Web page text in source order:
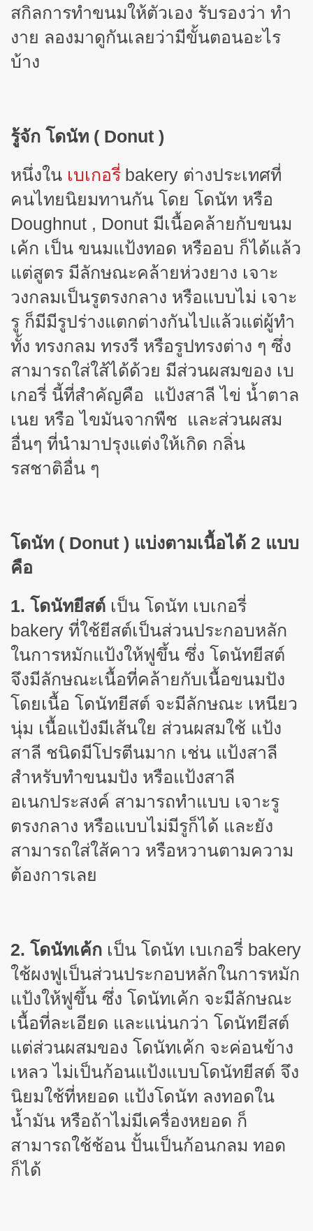
สกิลการทำขนมให้ตัวเอง รับรองว่า ทำ
งาย ลองมาดูกันเลยว่ามีขั้นตอนอะไร
บ้าง
รู้จัก โดนัท ( Donut )
หนึ่งใน เบเกอรี่ bakery ต่างประเทศที่
คนไทยนิยมทานกัน โดย โดนัท หรือ
Doughnut , Donut มีเนื้อคล้ายกับขนม
เค้ก เป็น ขนมแป้งทอด หรืออบ ก็ได้แล้ว
แต่สูตร มีลักษณะคล้ายห่วงยาง เจาะ
วงกลมเป็นรูตรงกลาง หรือแบบไม่ เจาะ
รู ก็มีมีรูปร่างแตกต่างกันไปแล้วแต่ผู้ทำ
ทั้ง ทรงกลม ทรงรี หรือรูปทรงต่าง ๆ ซึ่ง
สามารถใส่ใส้ได้ด้วย มีส่วนผสมของ เบ
เกอรี่ นี้ที่สำคัญคือ แป้งสาลี ไข่ น้ำตาล
เนย หรือ ไขมันจากพืช และส่วนผสม
อื่นๆ ที่นำมาปรุงแต่งให้เกิด กลิ่น
รสชาติอื่น ๆ
โดนัท ( Donut ) แบ่งตามเนื้อได้ 2 แบบ
คือ
1. โดนัทยีสต์ เป็น โดนัท เบเกอรี่
bakery ที่ใช้ยีสต์เป็นส่วนประกอบหลัก
ในการหมักแป้งให้ฟูขึ้น ซึ่ง โดนัทยีสต์
จึงมีลักษณะเนื้อที่คล้ายกับเนื้อขนมปัง
โดยเนื้อ โดนัทยีสต์ จะมีลักษณะ เหนียว
นุ่ม เนื้อแป้งมีเส้นใย ส่วนผสมใช้ แป้ง
สาลี ชนิดมีโปรตีนมาก เช่น แป้งสาลี
สำหรับทำขนมปัง หรือแป้งสาลี
อเนกประสงค์ สามารถทำแบบ เจาะรู
ตรงกลาง หรือแบบไม่มีรูก็ได้ และยัง
สามารถใส่ใส้คาว หรือหวานตามความ
ต้องการเลย
2. โดนัทเค้ก เป็น โดนัท เบเกอรี่ bakery
ใช้ผงฟูเป็นส่วนประกอบหลักในการหมัก
แป้งให้ฟูขึ้น ซึ่ง โดนัทเค้ก จะมีลักษณะ
เนื้อที่ละเอียด และแน่นกว่า โดนัทยีสต์
แต่ส่วนผสมของ โดนัทเค้ก จะค่อนข้าง
เหลว ไม่เป็นก้อนแป้งแบบโดนัทยีสต์ จึง
นิยมใช้ที่หยอด แป้งโดนัท ลงทอดใน
น้ำมัน หรือถ้าไม่มีเครื่องหยอด ก็
สามารถใช้ช้อน ปั้นเป็นก้อนกลม ทอด
ก็ได้